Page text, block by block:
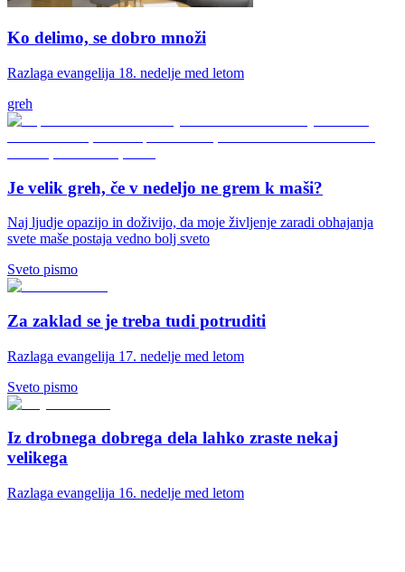
Ko delimo, se dobro množi
Razlaga evangelija 18. nedelje med letom
greh
Je velik greh, če v nedeljo ne grem k maši?
Naj ljudje opazijo in doživijo, da moje življenje zaradi obhajanja
svete maše postaja vedno bolj sveto
Sveto pismo
Za zaklad se je treba tudi potruditi
Razlaga evangelija 17. nedelje med letom
Sveto pismo
Iz drobnega dobrega dela lahko zraste nekaj
velikega
Razlaga evangelija 16. nedelje med letom